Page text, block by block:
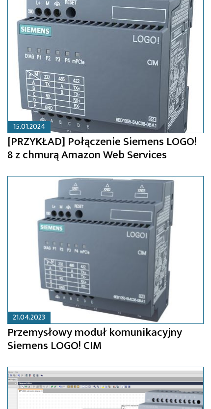
15.01.2024
[PRZYKŁAD] Połączenie Siemens LOGO!
8 z chmurą Amazon Web Services
21.04.2023
Przemysłowy moduł komunikacyjny
Siemens LOGO! CIM